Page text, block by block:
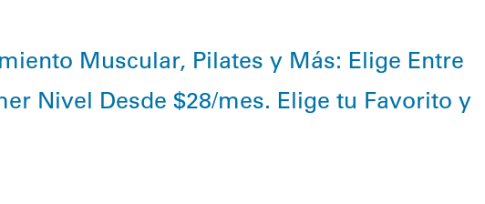
Muscular, Pilates y Más: Elige Entre
Nivel Desde $28/mes. Elige tu Favorito y